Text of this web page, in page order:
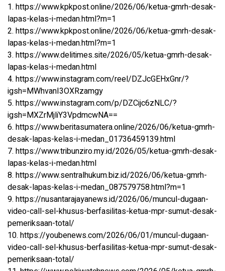
1. https://www.kpkpost.online/2026/06/ketua-gmrh-desak-
lapas-kelas-i-medan.html?m=1
2. https://www.kpkpost.online/2026/06/ketua-gmrh-desak-
lapas-kelas-i-medan.html?m=1
3. https://www.delitimes.site/2026/05/ketua-gmrh-desak-
lapas-kelas-i-medan.html
4. https://www.instagram.com/reel/DZJcGEHxGnr/?
igsh=MWhvanI3OXRzamgy
5. https://www.instagram.com/p/DZCijc6zNLC/?
igsh=MXZrMjliY3VpdmcwNA==
6. https://www.beritasumatera.online/2026/06/ketua-gmrh-
desak-lapas-kelas-i-medan_01736459139.html
7. https://www.tribunziro.my.id/2026/05/ketua-gmrh-desak-
lapas-kelas-i-medan.html
8. https://www.sentralhukum.biz.id/2026/06/ketua-gmrh-
desak-lapas-kelas-i-medan_087579758.html?m=1
9. https://nusantarajayanews.id/2026/06/muncul-dugaan-
video-call-sel-khusus-berfasilitas-ketua-mpr-sumut-desak-
pemeriksaan-total/
10. https://youbenews.com/2026/06/01/muncul-dugaan-
video-call-sel-khusus-berfasilitas-ketua-mpr-sumut-desak-
pemeriksaan-total/